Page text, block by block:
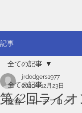
記事
全ての記事
監督・コーチブログ
全ての記事
第42回ライ
jrdodgers1977
2020年12月23日